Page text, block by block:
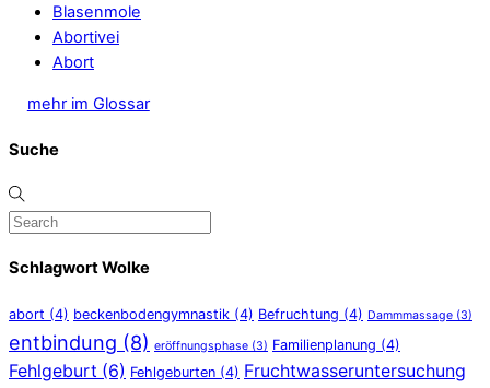
Blasenmole
Abortivei
Abort
mehr im Glossar
Suche
Schlagwort Wolke
abort (4) beckenbodengymnastik (4) Befruchtung (4) Dammmassage (3)
entbindung (8) eröffnungsphase (3) Familienplanung (4)
Fehlgeburt (6) Fehlgeburten (4) Fruchtwasseruntersuchung